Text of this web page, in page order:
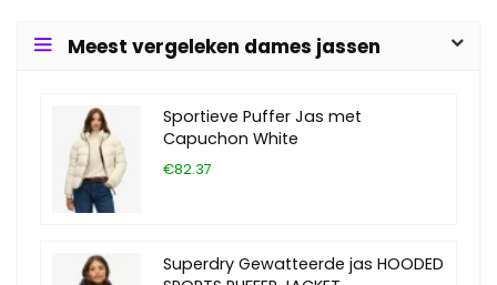
Meest vergeleken dames jassen
Sportieve Puffer Jas met
Capuchon White
€82.37
Superdry Gewatteerde jas HOODED